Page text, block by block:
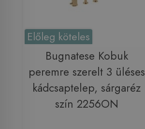
Előleg köteles
Bugnatese Kobuk
peremre szerelt 3 üléses
kádcsaptelep, sárgaréz
szín 2256ON